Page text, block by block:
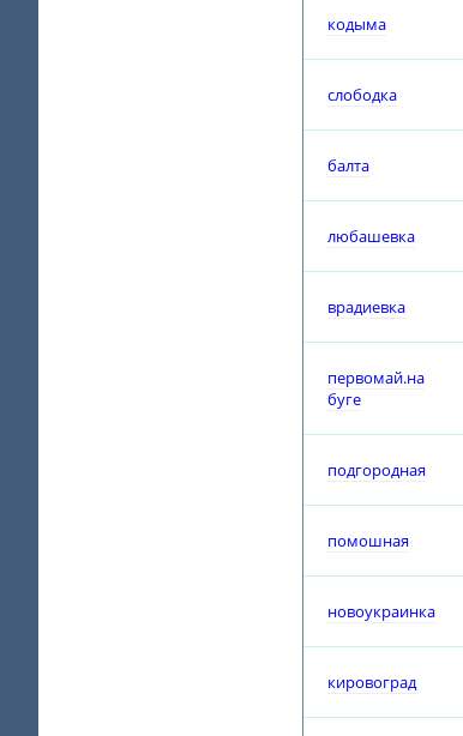
кодыма
слободка
балта
любашевка
врадиевка
первомай.на
буге
подгородная
помошная
новоукраинка
кировоград